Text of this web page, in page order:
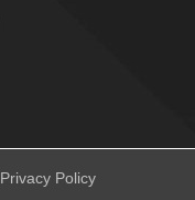
Privacy Policy